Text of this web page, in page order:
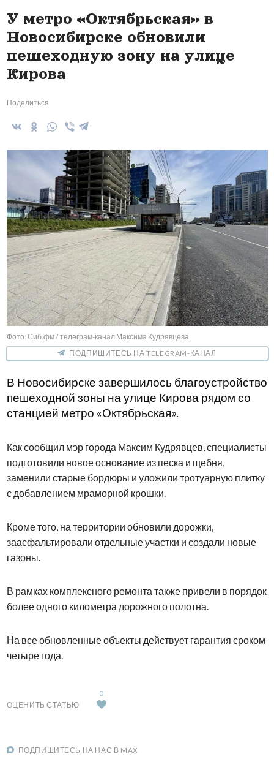
У метро «Октябрьская» в
Новосибирске обновили
пешеходную зону на улице
Кирова
Поделиться
Фото: Сиб.фм / телеграм-канал Максима Кудрявцева
ПОДПИШИТЕСЬ НА TELEGRAM-КАНАЛ
В Новосибирске завершилось благоустройство
пешеходной зоны на улице Кирова рядом со
станцией метро «Октябрьская».
Как сообщил мэр города Максим Кудрявцев, специалисты
подготовили новое основание из песка и щебня,
заменили старые бордюры и уложили тротуарную плитку
с добавлением мраморной крошки.
Кроме того, на территории обновили дорожки,
заасфальтировали отдельные участки и создали новые
газоны.
В рамках комплексного ремонта также привели в порядок
более одного километра дорожного полотна.
На все обновленные объекты действует гарантия сроком
четыре года.
ОЦЕНИТЬ СТАТЬЮ
0
ПОДПИШИТЕСЬ НА НАС В MAX